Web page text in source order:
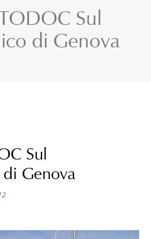
Sul
di Genova
Sul
Genova